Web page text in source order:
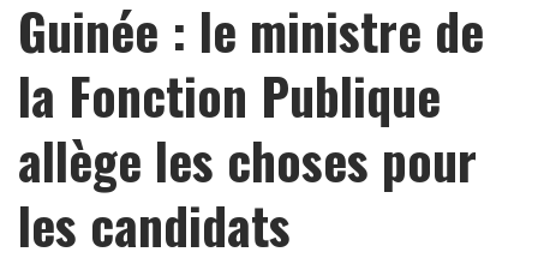
Guinée : le ministre de
la Fonction Publique
allège les choses pour
les candidats